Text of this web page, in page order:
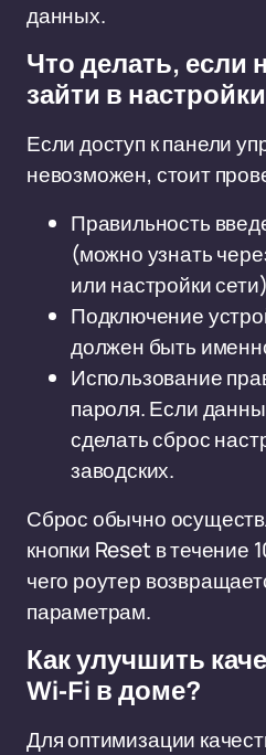
данных.
Что делать, если
зайти в
Если доступ к панели
невозможен, стоит
Правильность
(можно узнать
или настройки
Подключение
должен быть
Использование
пароля. Если
сделать сброс
заводских.
Сброс обычно
кнопки Reset в течение
чего роутер
параметрам.
Как улучшить
Wi-Fi в доме?
Для оптимизации